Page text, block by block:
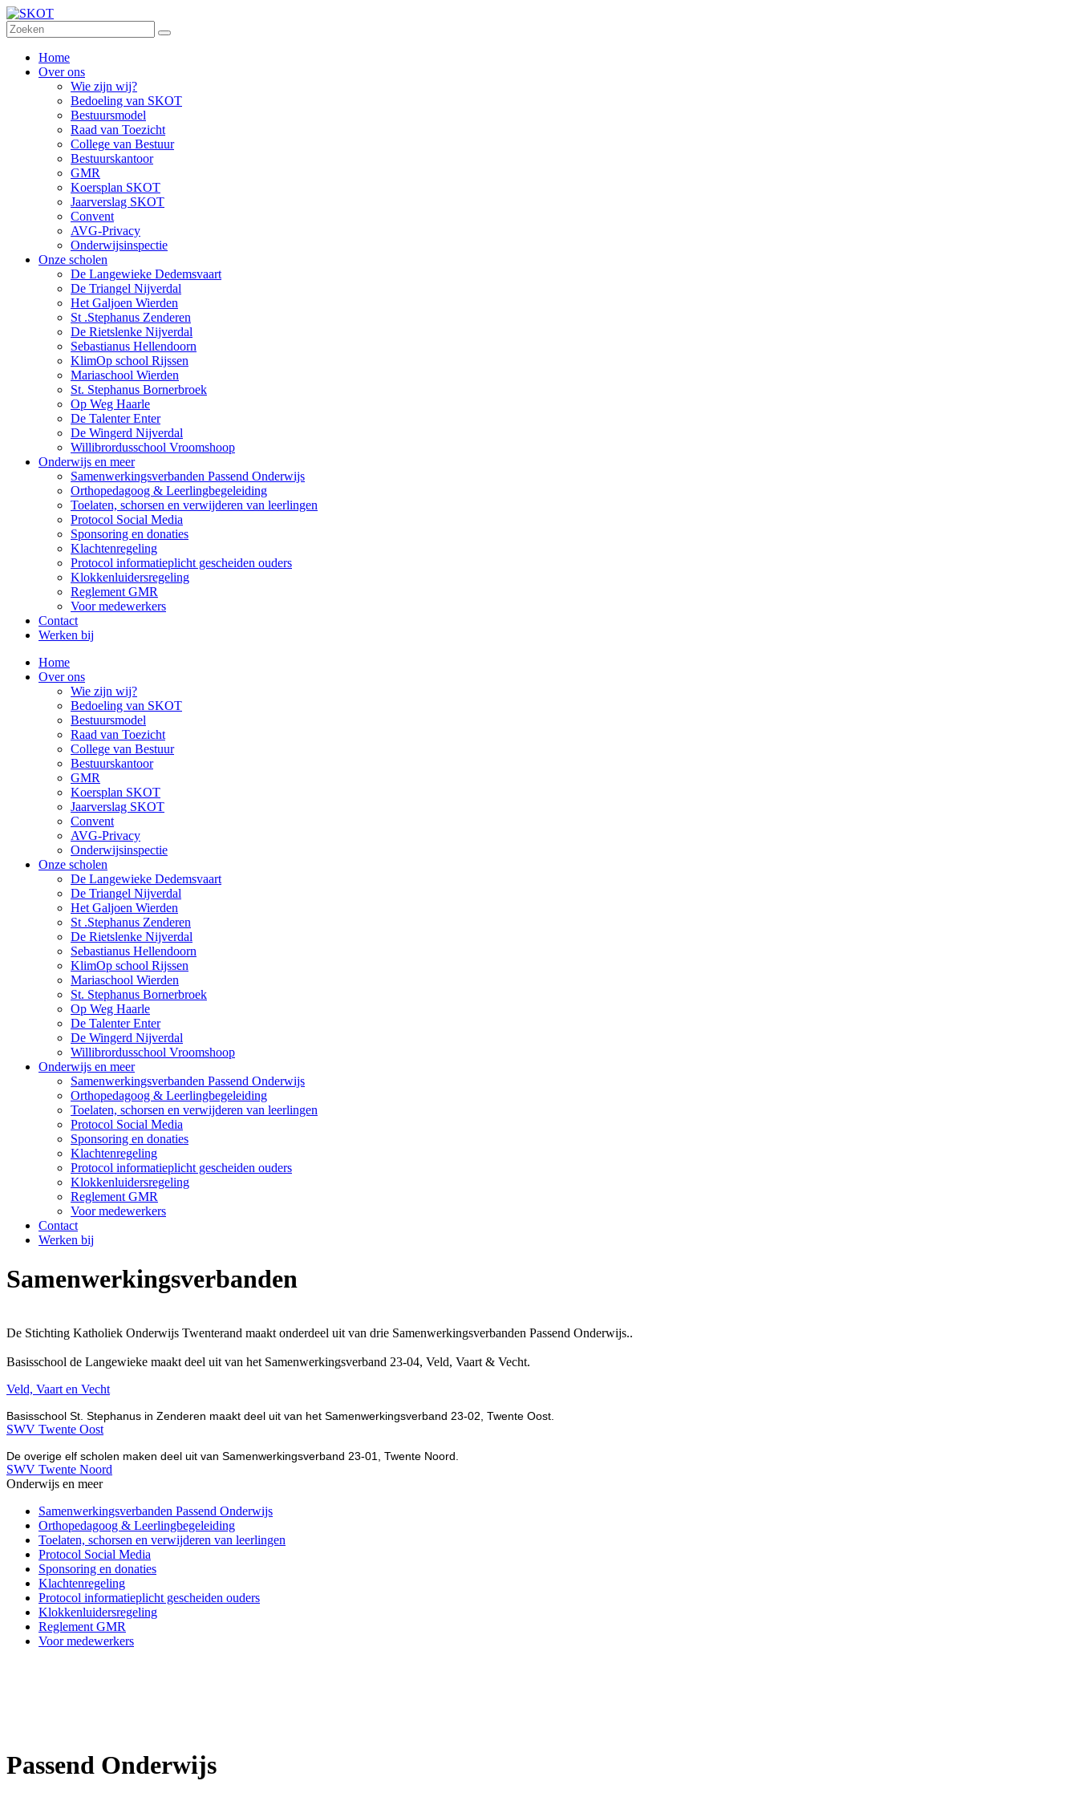
Home
Over ons
Wie zijn wij?
Bedoeling van SKOT
Bestuursmodel
Raad van Toezicht
College van Bestuur
Bestuurskantoor
GMR
Koersplan SKOT
Jaarverslag SKOT
Convent
AVG-Privacy
Onderwijsinspectie
Onze scholen
De Langewieke Dedemsvaart
De Triangel Nijverdal
Het Galjoen Wierden
St .Stephanus Zenderen
De Rietslenke Nijverdal
Sebastianus Hellendoorn
KlimOp school Rijssen
Mariaschool Wierden
St. Stephanus Bornerbroek
Op Weg Haarle
De Talenter Enter
De Wingerd Nijverdal
Willibrordusschool Vroomshoop
Onderwijs en meer
Samenwerkingsverbanden Passend Onderwijs
Orthopedagoog & Leerlingbegeleiding
Toelaten, schorsen en verwijderen van leerlingen
Protocol Social Media
Sponsoring en donaties
Klachtenregeling
Protocol informatieplicht gescheiden ouders
Klokkenluidersregeling
Reglement GMR
Voor medewerkers
Contact
Werken bij
Home
Over ons
Wie zijn wij?
Bedoeling van SKOT
Bestuursmodel
Raad van Toezicht
College van Bestuur
Bestuurskantoor
GMR
Koersplan SKOT
Jaarverslag SKOT
Convent
AVG-Privacy
Onderwijsinspectie
Onze scholen
De Langewieke Dedemsvaart
De Triangel Nijverdal
Het Galjoen Wierden
St .Stephanus Zenderen
De Rietslenke Nijverdal
Sebastianus Hellendoorn
KlimOp school Rijssen
Mariaschool Wierden
St. Stephanus Bornerbroek
Op Weg Haarle
De Talenter Enter
De Wingerd Nijverdal
Willibrordusschool Vroomshoop
Onderwijs en meer
Samenwerkingsverbanden Passend Onderwijs
Orthopedagoog & Leerlingbegeleiding
Toelaten, schorsen en verwijderen van leerlingen
Protocol Social Media
Sponsoring en donaties
Klachtenregeling
Protocol informatieplicht gescheiden ouders
Klokkenluidersregeling
Reglement GMR
Voor medewerkers
Contact
Werken bij
Samenwerkingsverbanden
De Stichting Katholiek Onderwijs Twenterand maakt onderdeel uit van drie Samenwerkingsverbanden Passend Onderwijs..
Basisschool de Langewieke maakt deel uit van het Samenwerkingsverband 23-04, Veld, Vaart & Vecht.
Veld, Vaart en Vecht
Basisschool St. Stephanus in Zenderen maakt deel uit van het Samenwerkingsverband 23-02, Twente Oost.
SWV Twente Oost
De overige elf scholen maken deel uit van Samenwerkingsverband 23-01, Twente Noord.
SWV Twente Noord
Onderwijs en meer
Samenwerkingsverbanden Passend Onderwijs
Orthopedagoog & Leerlingbegeleiding
Toelaten, schorsen en verwijderen van leerlingen
Protocol Social Media
Sponsoring en donaties
Klachtenregeling
Protocol informatieplicht gescheiden ouders
Klokkenluidersregeling
Reglement GMR
Voor medewerkers
Passend Onderwijs